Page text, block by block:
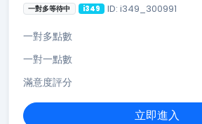
一對多等待中 i349 ID: i349_300991
一對多點數
一對一點數
滿意度評分
立即進入